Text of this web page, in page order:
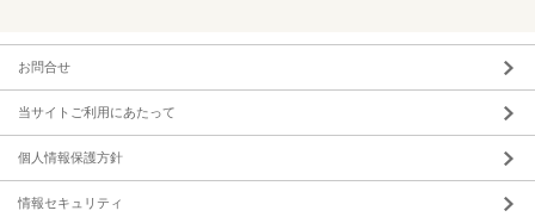
お問合せ
当サイトご利用にあたって
個人情報保護方針
情報セキュリティ